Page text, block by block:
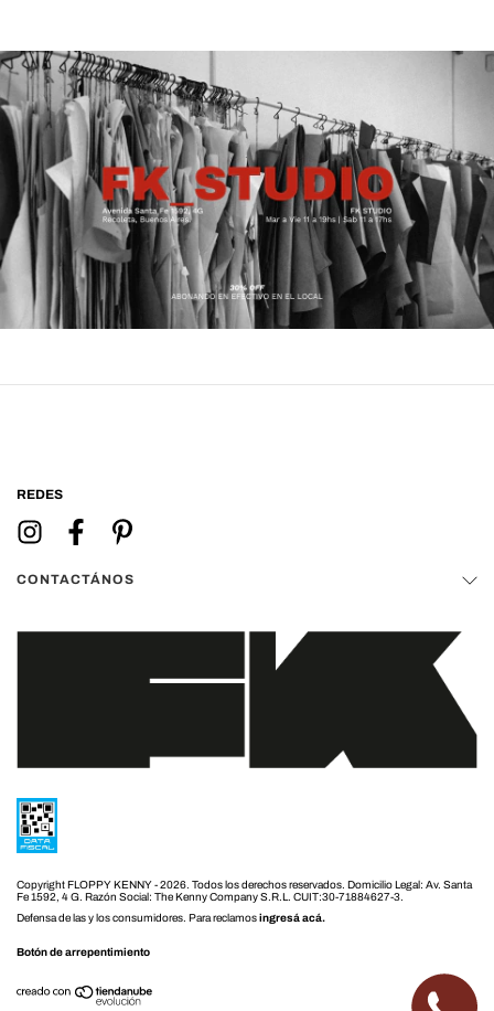
REDES
CONTACTÁNOS
Copyright FLOPPY KENNY - 2026. Todos los derechos reservados.
Defensa de las y los consumidores. Para reclamosingresá acá.
Botón de arrepentimiento